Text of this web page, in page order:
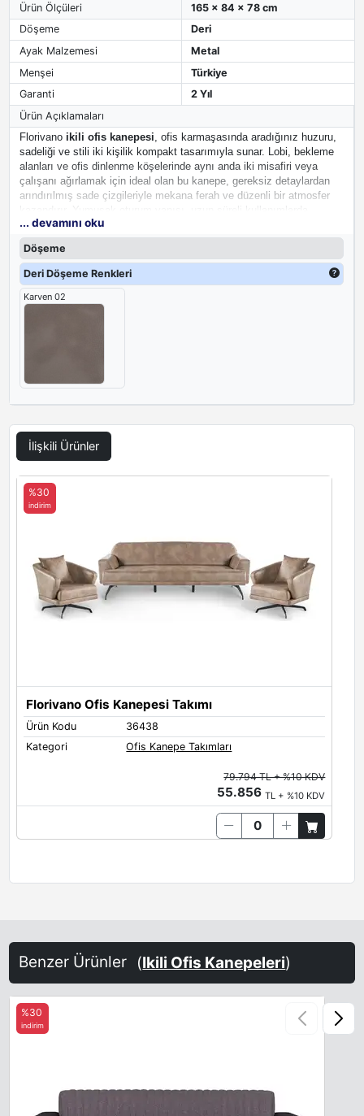
Ürün Ölçüleri
165 x 84 x 78 cm
Döşeme
Deri
Ayak Malzemesi
Metal
Menşei
Türkiye
Garanti
2 Yıl
Ürün Açıklamaları
Florivano ikili ofis kanepesi, ofis karmaşasında aradığınız huzuru,
sadeliği ve stili iki kişilik kompakt tasarımıyla sunar. Lobi, bekleme
alanları ve ofis dinlenme köşelerinde aynı anda iki misafiri veya
çalışanı ağırlamak için ideal olan bu kanepe, gereksiz detaylardan
arındırılmış sade çizgileriyle mekana ferah ve düzenli bir atmosfer
konforu ön planda tutarken, dayanıklı malzemeleri sayesinde yoğun
ofis kullanımına uygundur. Aynı serideki tekli ve üçlü Florivano
kanepelerle birleştirilerek bütüncül oturma düzenleri de oluşturulabilir.
... devamını oku
Döşeme
Deri Döşeme Renkleri
Karven 02
İlişkili Ürünler
Florivano Ofis Kanepesi Takımı
Ürün Kodu
36438
Kategori
Ofis Kanepe Takımları
%30
indirim
79.794 TL + %10 KDV
55.856TL + %10 KDV
Benzer Ürünler (Ikili Ofis Kanepeleri)
%30
indirim